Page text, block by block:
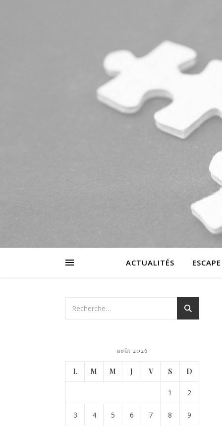
ACTUALITÉS
août 2026
L M M J V S D
1 2
3 4 5 6 7 8 9